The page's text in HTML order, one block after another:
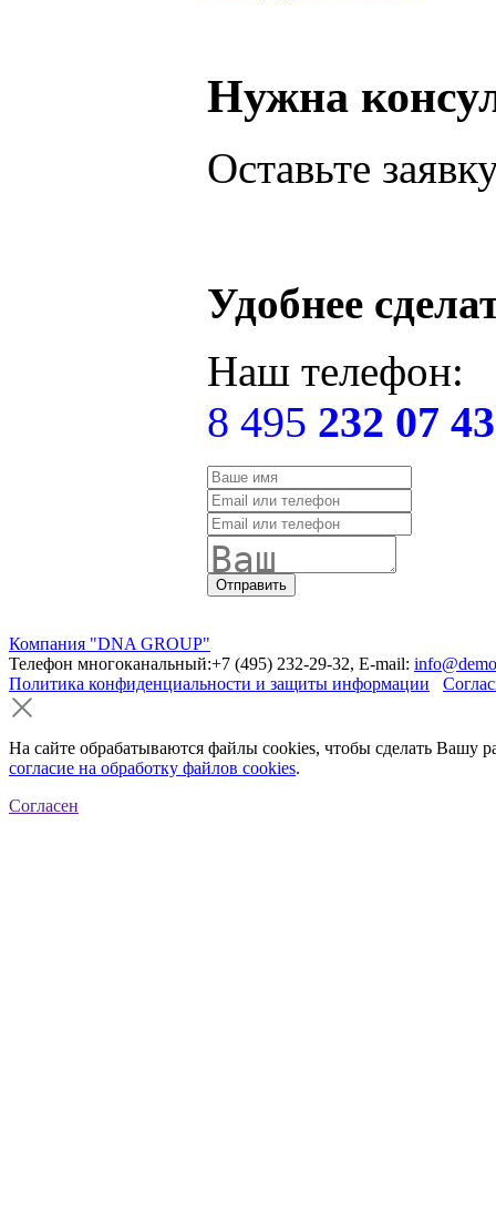
Нужна
Оставьте
Удобнее
Наш телефон:
8 495 232 07 43
Компания "DNA GROUP"
Телефон многоканальный:+7 (495) 232-29-32, E-mail:
Политика конфиденциальности и защиты информации
На сайте обрабатываются файлы cookies, чтобы сделать Вашу
согласие на обработку файлов cookies.
Согласен